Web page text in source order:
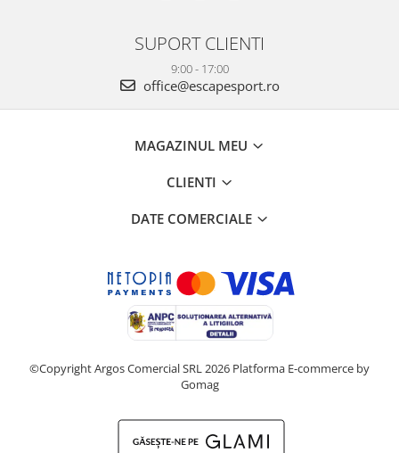
SUPORT CLIENTI
9:00 - 17:00
office@escapesport.ro
MAGAZINUL MEU
CLIENTI
DATE COMERCIALE
©Copyright Argos Comercial SRL 2026 Platforma E-commerce by
Gomag